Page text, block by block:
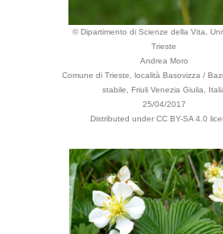
© Dipartimento di Scienze della Vita,
Trieste
Andrea Moro
Comune di Trieste, località Basovizza /
stabile, Friuli Venezia Giulia,
25/04/2017
Distributed under CC BY-SA 4.0